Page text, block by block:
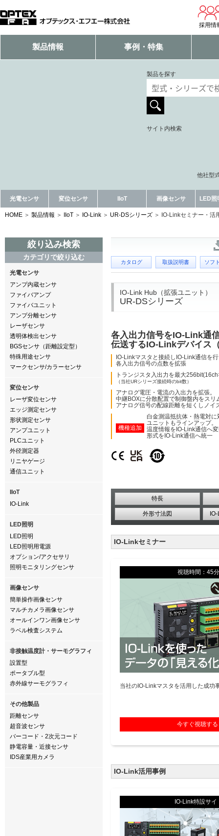
採用情
製品情報 事例・特集
製品を探す
サイト内検索
他社型
光電センサ 変位センサ IIoT 画像センサ LED照
HOME 製品情報 IIoT IO-Link UR-DSシリーズ IO-Linkセミナー・活
絞り込み検索
カテゴリで絞り込む
光電センサ
アンプ内蔵センサ
ファイバアンプ
ファイバユニット
アンプ分離センサ
レーザセンサ
透明体検出センサ
BGSセンサ（距離設定型）
特殊用途センサ
マークセンサ/カラーセンサ
変位センサ
レーザ変位センサ
エッジ測定センサ
形状測定センサ
アンプユニット
PLCユニット
外径測定器
リニヤゲージ
通信ユニット
IIoT
IO-Link
LED照明
LED照明
LED照明用電源
オプション/アクセサリ
照明モニタリングセンサ
画像センサ
簡単操作画像センサ
マルチカメラ画像センサ
オールインワン画像センサ
ラベル検査システム
非接触温度計・サーモグラフィ
設置型
ポータブル型
赤外線サーモグラフィ
その他製品
距離センサ
超音波センサ
バーコード・2次元コード
静電容量・近接センサ
IDS産業用カメラ
カタログ 取扱説明書 ソフ
IO-Link Hub（拡張ユニット）
UR-DSシリーズ
各入出力信号をIO-Link通
伝送するIO-Linkデバイス
IO-Linkマスタと接続しIO-Link通信を
各入出力信号の点数を拡張
トランジスタ入出力を最大
（当社URシリーズ接続時のbit数）
アナログ電圧・電流の入出力を拡張。
中継BOXに分散配置で制御盤内をスリ
アナログ信号の配線距離を短くしノイ
機種追加
白金測温抵抗体・熱電対
ユニットもラインアップ。
温度情報をIO-Link通信へ
形式をIO-Link通信へ統一
特長
外形寸法図
IO-Linkセミナー
視聴時間：45
当社のIO-Linkマスタを活用した成功
今すぐ視聴する
IO-Link活用事例
IO-Link特設サイ